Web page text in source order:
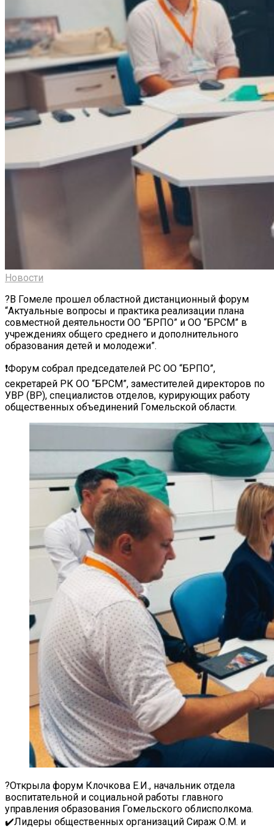
Новости
?В Гомеле прошел областной дистанционный форум
“Актуальные вопросы и практика реализации плана
совместной деятельности ОО “БРПО” и ОО “БРСМ” в
учреждениях общего среднего и дополнительного
образования детей и молодежи”.
❗️Форум собрал председателей РС ОО “БРПО”,
секретарей РК ОО “БРСМ”, заместителей директоров по
УВР (ВР), специалистов отделов, курирующих работу
общественных объединений Гомельской области.
?Открыла форум Клочкова Е.И., начальник отдела
воспитательной и социальной работы главного
управления образования Гомельского облисполкома.
✔️Лидеры общественных организаций Сираж О.М. и